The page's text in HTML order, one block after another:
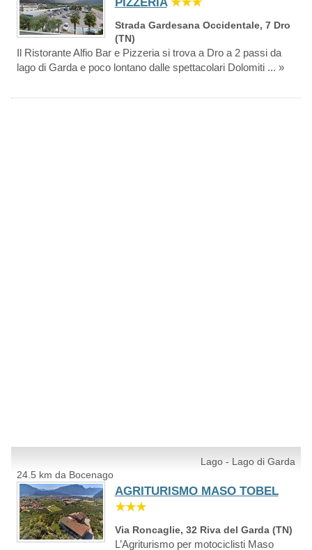
Strada Gardesana Occidentale, 7 Dro
(TN)
Il Ristorante Alfio Bar e Pizzeria si trova a Dro a 2 passi da
lago di Garda e poco lontano dalle spettacolari Dolomiti ... »
Lago - Lago di Garda
24.5 km da Bocenago
AGRITURISMO MASO TOBEL
★★★
Via Roncaglie, 32 Riva del Garda (TN)
L’Agriturismo per motociclisti Maso